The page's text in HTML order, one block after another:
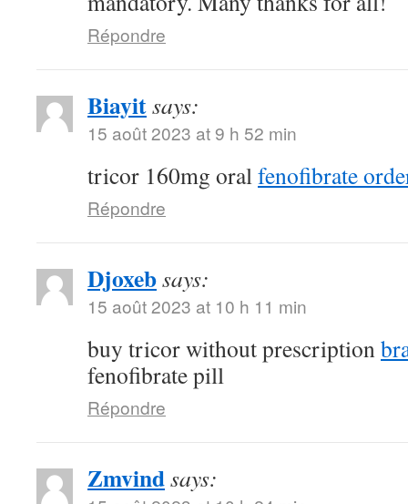
Répondre
Biayitsays:
15 août 2023 at 9 h 52 min
tricor 160mg oralfenofibrate
Répondre
Djoxebsays:
15 août 2023 at 10 h 11 min
buy tricor without prescription
fenofibrate pill
Répondre
Zmvindsays: